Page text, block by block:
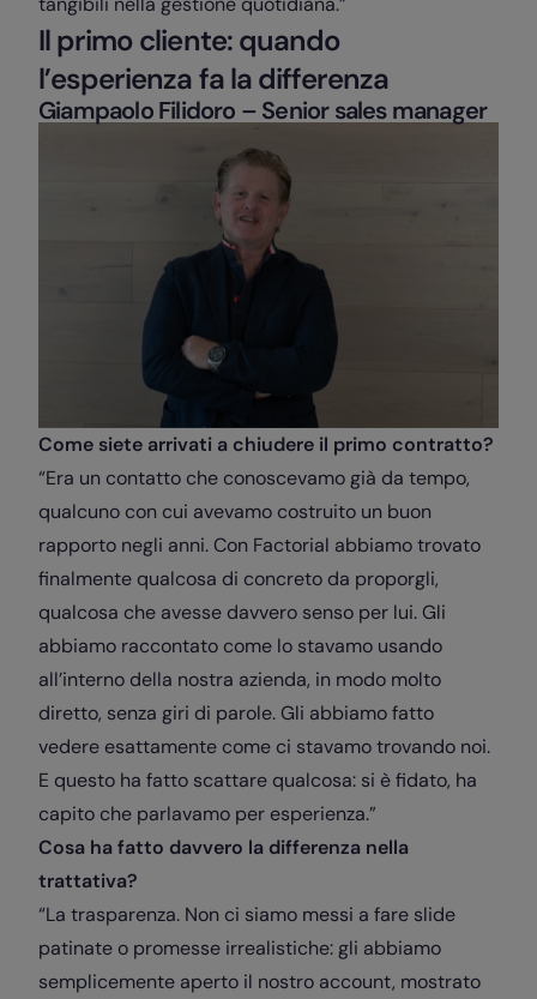
Il primo cliente: quando
l’esperienza fa la differenza
Giampaolo Filidoro –Senior sales manager
Come siete arrivati a chiudere il primo contratto?
“Era un contatto che conoscevamo già da tempo,
qualcuno con cui avevamo costruito un buon
rapporto negli anni. Con Factorial abbiamo trovato
finalmente qualcosa di concreto da proporgli,
qualcosa che avesse davvero senso per lui. Gli
abbiamo raccontato come lo stavamo usando
all’interno della nostra azienda, in modo molto
diretto, senza giri di parole. Gli abbiamo fatto
vedere esattamente come ci stavamo trovando noi.
E questo ha fatto scattare qualcosa: si è fidato, ha
capito che parlavamo per esperienza.”
Cosa ha fatto davvero la differenza nella
trattativa?
“La trasparenza. Non ci siamo messi a fare slide
patinate o promesse irrealistiche: gli abbiamo
semplicemente aperto il nostro account, mostrato